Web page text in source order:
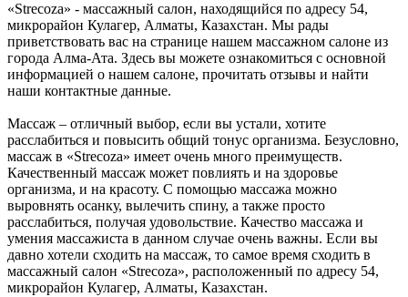
«Strecoza» - массажный салон, находящийся по адресу 54,
микрорайон Кулагер, Алматы, Казахстан. Мы рады
приветствовать вас на странице нашем массажном салоне из
города Алма-Ата. Здесь вы можете ознакомиться с основной
информацией о нашем салоне, прочитать отзывы и найти
наши контактные данные.
Массаж – отличный выбор, если вы устали, хотите
расслабиться и повысить общий тонус организма. Безусловно,
массаж в «Strecoza» имеет очень много преимуществ.
Качественный массаж может повлиять и на здоровье
организма, и на красоту. С помощью массажа можно
выровнять осанку, вылечить спину, а также просто
расслабиться, получая удовольствие. Качество массажа и
умения массажиста в данном случае очень важны. Если вы
давно хотели сходить на массаж, то самое время сходить в
массажный салон «Strecoza», расположенный по адресу 54,
микрорайон Кулагер, Алматы, Казахстан.